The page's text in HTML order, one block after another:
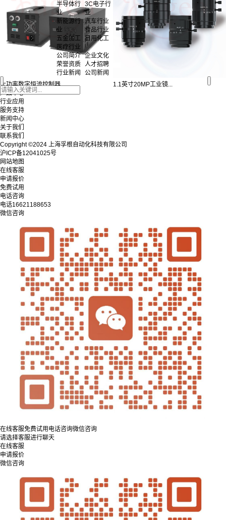
半导体行
业
3C电子行
业
新能源行
业
汽车行业
食品行业
五金加工
日用化工
医疗行业
公司简介 企业文化
荣誉资质 人才招聘
行业新闻
公司新闻
大功率数字恒流控制器
1.1英寸20MP工业镜...
产品中心
行业应用
服务支持
新闻中心
关于我们
联系我们
Copyright ©2024 上海孚根自动化科技有限公司
沪ICP备12041025号
网站地图
在线客服
申请报价
免费试用
电话咨询
电话16621188653
微信咨询
在线客服免费试用 电话咨询微信咨询
请选择客服进行聊天
在线客服
申请报价
微信咨询